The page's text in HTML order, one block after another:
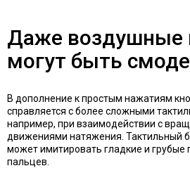
Даже воздушные
могут быть
В дополнение к простым нажатиям
справляется с более сложными
например, при взаимодействии с
движениями натяжения. Тактильный
может имитировать гладкие и грубые
пальцев.